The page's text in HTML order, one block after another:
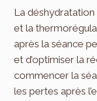
La
et la
après la séance
et d’optimiser la
commencer la
les pertes après